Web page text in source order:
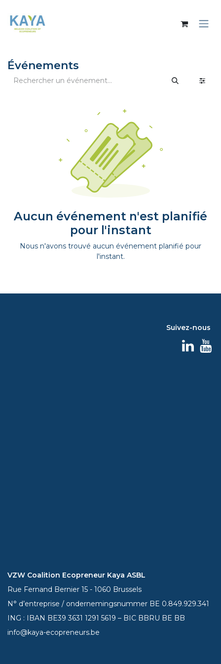
Événements
Aucun événement n'est planifié
pour l'instant
Nous n'avons trouvé aucun événement planifié pour
l'instant.
Suivez-nous
VZW Coalition Ecopreneur Kaya ASBL
Rue Fernand Bernier 15 - 1060 Brussels
N° d’entreprise / ondernemingsnummer BE 0.849.929.341
ING : IBAN BE393631 1291 5619 – BIC BBRU BE BB
info@kaya-ecopreneurs.be